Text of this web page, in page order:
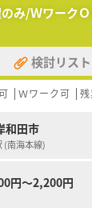
のみ/Ｗワーク
検討リス
Ｗワーク可
和田市
(南海本線)
円～2,200円